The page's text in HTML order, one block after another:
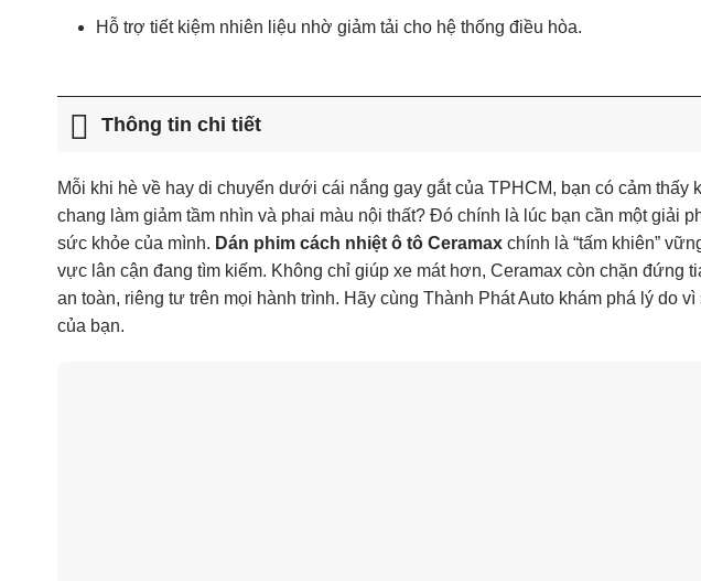
Hỗ trợ tiết kiệm nhiên liệu nhờ giảm tải cho hệ thống điều hòa.
Thông tin chi tiết
Mỗi khi hè về hay di chuyển dưới cái nắng gay gắt của TPHCM, bạn có cảm thấy
chang làm giảm tầm nhìn và phai màu nội thất? Đó chính là lúc bạn cần một giải
sức khỏe của mình. Dán phim cách nhiệt ô tô Ceramax chính là “tấm khiên”
vực lân cận đang tìm kiếm. Không chỉ giúp xe mát hơn, Ceramax còn chặn đứng
an toàn, riêng tư trên mọi hành trình. Hãy cùng Thành Phát Auto khám phá lý do
của bạn.